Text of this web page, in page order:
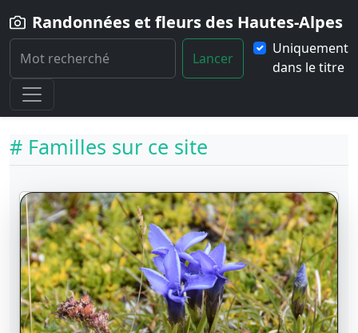
Randonnées et fleurs des Hautes-Alpes
Lancer
Uniquement
dans le titre
Home
Fleurs Familles
# Familles sur ce site